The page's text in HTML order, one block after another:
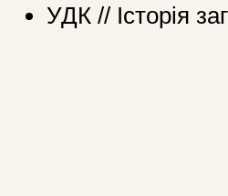
УДК // Історія